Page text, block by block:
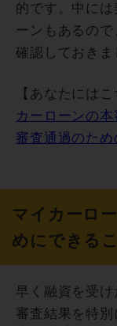
的です。中に
ーンもあるの
確認しておきま
【あなたには
カーローンの
審査通過のため
マイカーロ
めにできる
早く融資を受
審査結果を特